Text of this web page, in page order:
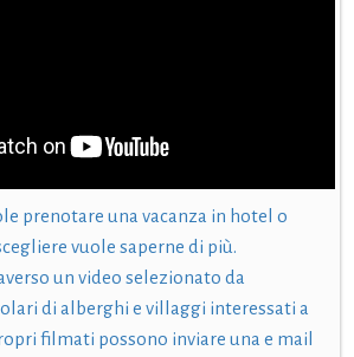
prenotare una vacanza in hotel o
vuole saperne di più.
un video selezionato da
di alberghi e villaggi interessati a
filmati possono inviare una e mail